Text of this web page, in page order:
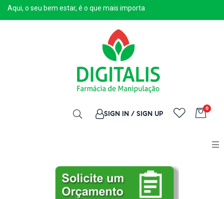
Aqui, o seu bem estar, é o que mais importa
SIGN IN / SIGN UP
0